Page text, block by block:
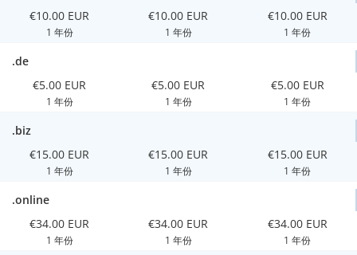
€10.00 EUR
1 年份
€10.00 EUR
1 年份
€10.00 EUR
1 年份
.de
€5.00 EUR
1 年份
€5.00 EUR
1 年份
€5.00 EUR
1 年份
.biz
€15.00 EUR
1 年份
€15.00 EUR
1 年份
€15.00 EUR
1 年份
.online
€34.00 EUR
1 年份
€34.00 EUR
1 年份
€34.00 EUR
1 年份